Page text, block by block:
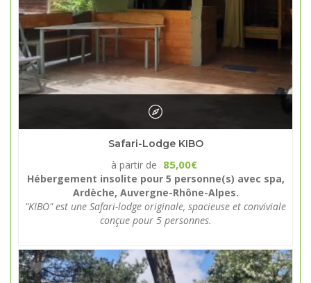
Safari-Lodge KIBO
à partir de 85,00€
Hébergement insolite pour 5 personne(s) avec spa,
Ardèche, Auvergne-Rhône-Alpes.
"KIBO" est une Safari-lodge originale, spacieuse et conviviale
conçue pour 5 personnes.